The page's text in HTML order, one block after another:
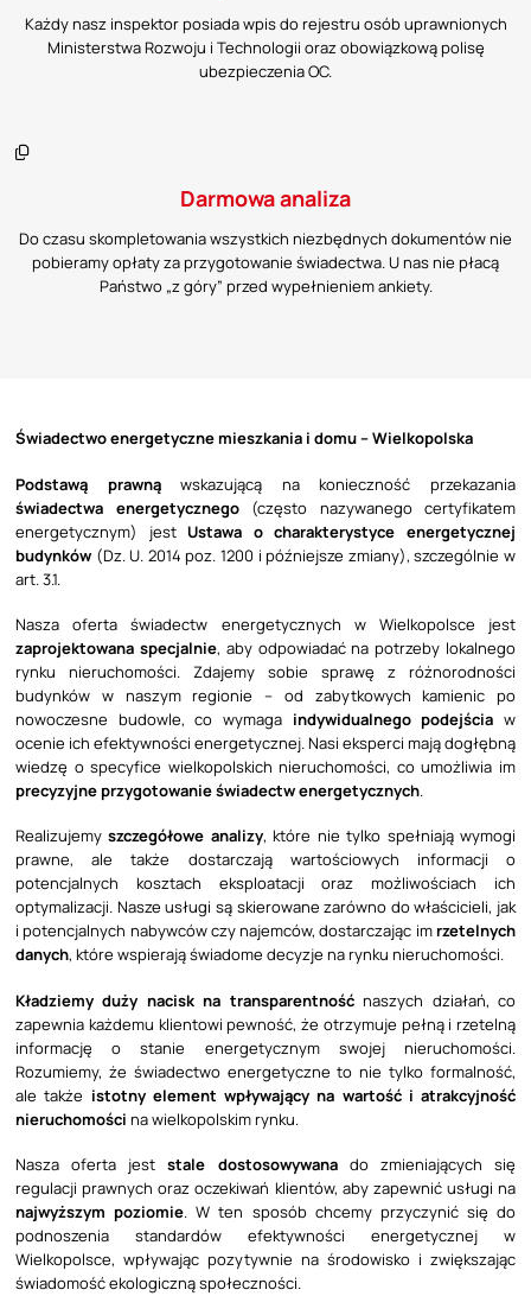
Każdy nasz inspektor posiada wpis do rejestru osób uprawnionych
Ministerstwa Rozwoju i Technologii oraz obowiązkową polisę
ubezpieczenia OC.
Darmowa analiza
Do czasu skompletowania wszystkich niezbędnych dokumentów nie
pobieramy opłaty za przygotowanie świadectwa. U nas nie płacą
Państwo „z góry” przed wypełnieniem ankiety.
Świadectwo energetyczne mieszkania i domu – Wielkopolska
Podstawą prawnąwskazującą na konieczność przekazania
świadectwa energetycznego(często nazywanego certyfikatem
energetycznym) jestUstawa o charakterystyce energetycznej
budynków (Dz. U. 2014 poz. 1200 i późniejsze zmiany), szczególnie w
art. 3.1.
Nasza oferta świadectw energetycznych w Wielkopolsce jest
zaprojektowana specjalnie, aby odpowiadać na potrzeby lokalnego
rynku nieruchomości. Zdajemy sobie sprawę z różnorodności
budynków w naszym regionie – od zabytkowych kamienic po
nowoczesne budowle, co wymaga indywidualnego podejścia w
ocenie ich efektywności energetycznej. Nasi eksperci mają dogłębną
wiedzę o specyfice wielkopolskich nieruchomości, co umożliwia im
precyzyjne przygotowanie świadectw energetycznych.
Realizujemyszczegółowe analizy, które nie tylko spełniają wymogi
prawne, ale także dostarczają wartościowych informacji o
potencjalnych kosztach eksploatacji oraz możliwościach ich
optymalizacji. Nasze usługi są skierowane zarówno do właścicieli, jak
i potencjalnych nabywców czy najemców, dostarczając imrzetelnych
danych, które wspierają świadome decyzje na rynku nieruchomości.
Kładziemy duży nacisk na transparentnośćnaszych działań, co
zapewnia każdemu klientowi pewność, że otrzymuje pełną i rzetelną
informację o stanie energetycznym swojej nieruchomości.
Rozumiemy, że świadectwo energetyczne to nie tylko formalność,
ale także istotny element wpływający na wartość i atrakcyjność
nieruchomości na wielkopolskim rynku.
Nasza oferta jeststale dostosowywanado zmieniających się
regulacji prawnych oraz oczekiwań klientów, aby zapewnić usługi na
najwyższym poziomie. W ten sposób chcemy przyczynić się do
podnoszenia standardów efektywności energetycznej w
Wielkopolsce, wpływając pozytywnie na środowisko i zwiększając
świadomość ekologiczną społeczności.